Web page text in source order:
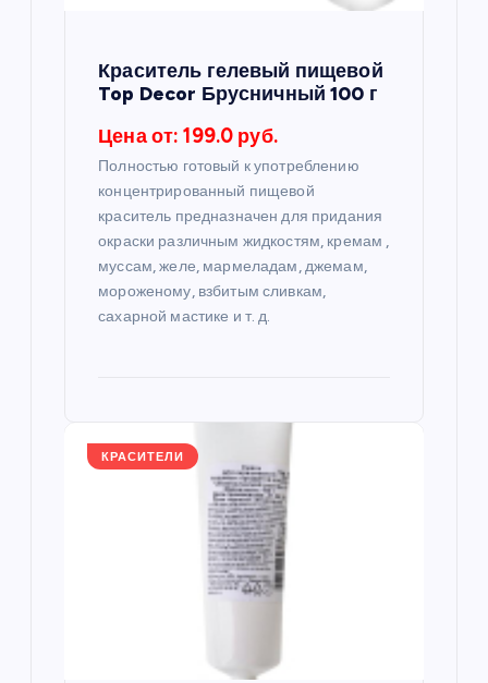
Краситель гелевый пищевой
Top Decor Брусничный 100 г
Цена от: 199.0 руб.
Полностью готовый к употреблению
концентрированный пищевой
краситель предназначен для придания
окраски различным жидкостям, кремам ,
муссам, желе, мармеладам, джемам,
мороженому, взбитым сливкам,
сахарной мастике и т. д.
КРАСИТЕЛИ